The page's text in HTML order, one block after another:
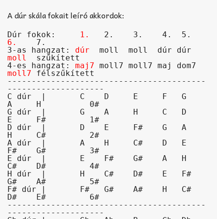
A dúr skála fokait leíró akkordok:
Dúr fokok: 1.
6.
    7.
3-as hangzat: dúr
moll
  szűkített
4-es hangzat: maj7
moll7 félszűkített
-----------------------------------------
--------------------
C dúr  |       C    D     E     F   G
A     H          0#
G dúr  |       G    A     H     C   D
E     F#         1#
D dúr  |       D    E     F#    G   A
H     C#         2#
A dúr  |       A    H     C#    D   E
F#    G#         3#
E dúr  |       E    F#    G#    A   H
C#    D#         4#
H dúr  |       H    C#    D#    E   F#
G#    A#         5#
F# dúr |       F#   G#    A#    H   C#
D#    E#         6#
-----------------------------------------
--------------------